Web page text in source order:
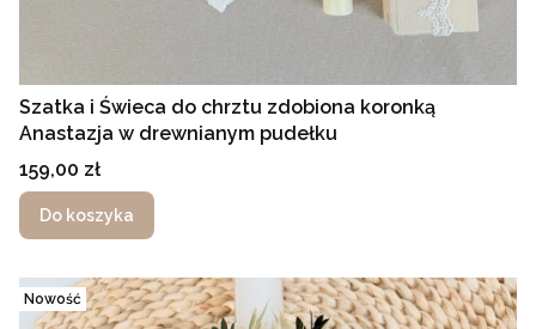
Szatka i Świeca do chrztu zdobiona koronką
Anastazja w drewnianym pudełku
Cena
159,00 zł
Do koszyka
Nowość